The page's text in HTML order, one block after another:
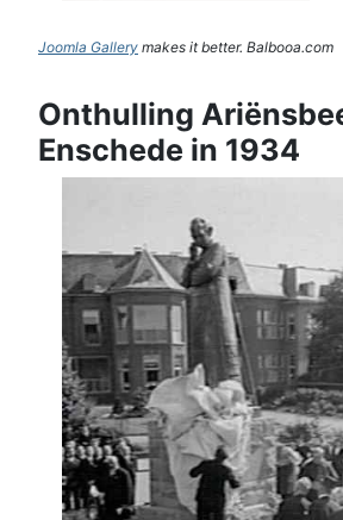
Joomla Gallery makes it better. Balbooa.com
Onthulling
Enschede in 1934